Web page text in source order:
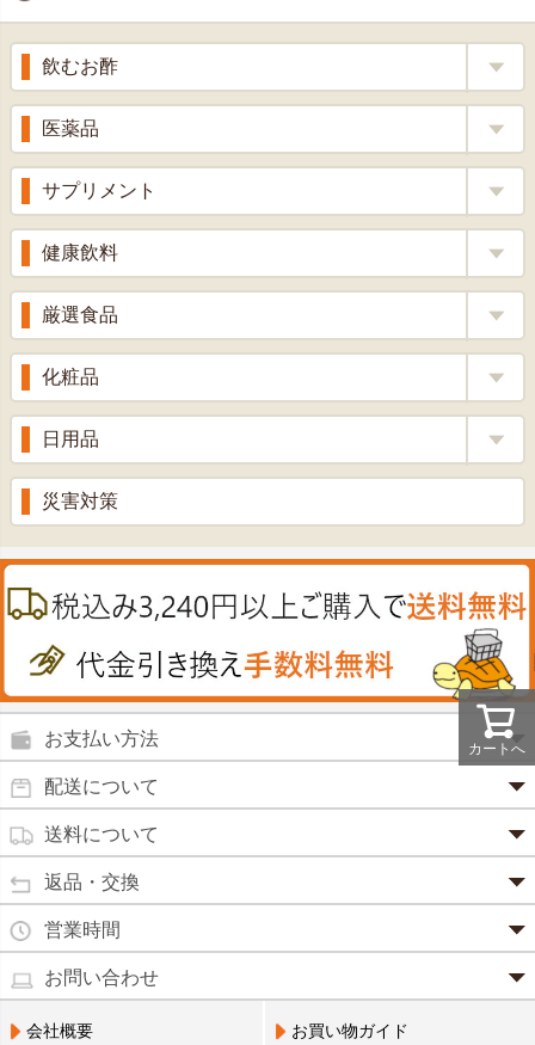
カートへ
ップ
へ
飲むお酢
補酵素のちから
くろ酢
りんご酢
ざくろ酢
梅酢
医薬品
風邪薬
胃腸薬
整腸薬
解熱鎮痛剤
滋養強壮
消炎鎮痛剤
肌・皮膚のお薬
絆創膏
殺菌消毒液
鼻炎薬
強心剤
目薬
水虫薬
痔の薬
サプリメント
ウコン
乳酸菌
ローヤルゼリー
牡蠣エキス
プラセンタ
肝油
鉄
ノコギリヤシ
グルコサミン
田七人参
イチョウ葉
カルシウム
クロレラ
コラーゲン
ビフィズス
健康飲料
健康茶
漢方茶
青汁・豆乳
甘酒
健康ドリンク
厳選食品
もち麦・十六穀米
生姜
丼の素
のど飴
うどん・そば
喜多方ラーメン
カレー・シチュー
化粧品
美容品
スキンクリーム＆美容パック
ウオッシュ＆ソープ
日用品
入浴剤
災害対策
お支払い方法
クレジットカード(1 回払いのみ)
SSL 認証で暗号化処理していますので、 安心して
ご利用いただけます。
代金引換
宅配員に現金でお支払いください。手数料100円。
3,240円(税込)以上で手数料無料です。※ご注文者
のご住所とお届け先のご住所が 異なる場合はご利
配送について
商品は日本郵便にて発送致します。
通常2～4営業日以内に発送致します。 メーカー取り寄せ商
品、土日祝日、年末年始、弊社の休業日をはさむ場合は、4
～5営業日以上かかる場合もございます。
(営業日カレンダー参照)
※現在、救急箱・乳製品宅配をご利用のお客様は、担当営業
員によるお届けとさせていただきます。
送料について
通常商品
北海道・沖縄800円
3,240円（税込）以上・・・
送料無料
返品・交換
・お届け商品の交換・返品をご希望の場合は、
週間以内にメールまたはお電話にてご連絡ください。
・お客様のご都合による交換・返品の場合、送料はお客様負
担となります。また返金の際にかかる振込手数料はお客様の
ご負担となります。
営業時間
・営業時間は、9：00～17：00
となっております。（※土日祝祭日を除く）
・お電話でのご連絡は営業時間内にお願い致します。
お問い合わせ
電話でのお問い合わせ(平日9:00～17:00)
会社概要 お買い物ガイド